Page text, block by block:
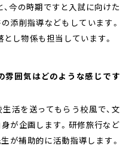
今の時期ですと入試に向けた
添削指導などもしています。
し物係も担当しています。
雰囲気はどのような感じです
活を送ってもらう校風で、文
が企画します。研修旅行など
が補助的に活動指導します。